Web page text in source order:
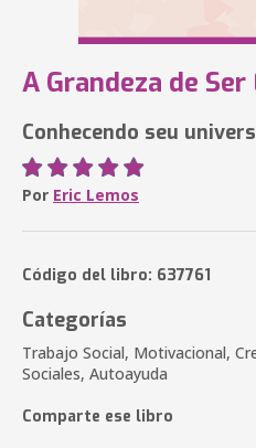
A Grandeza de Ser
Conhecendo seu
Por Eric Lemos
Código del libro: 637761
Categorías
Trabajo Social, Motivacional,
Sociales, Autoayuda
Comparte ese libro